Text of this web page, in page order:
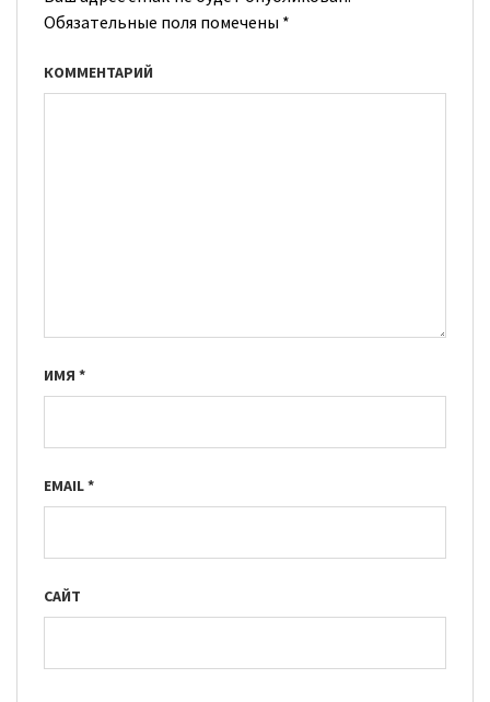
Обязательные поля помечены *
КОММЕНТАРИЙ
ИМЯ *
EMAIL*
САЙТ